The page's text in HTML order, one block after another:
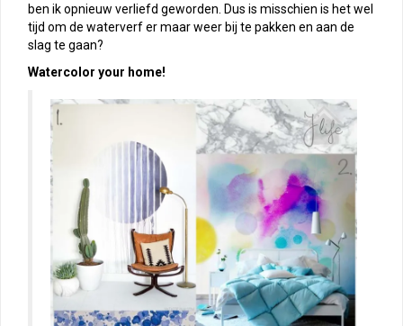
ben ik opnieuw verliefd geworden. Dus is misschien is het wel
tijd om de waterverf er maar weer bij te pakken en aan de
slag te gaan?
Watercolor your home!